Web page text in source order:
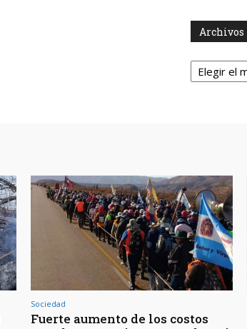
Archivos
Archivos
Sociedad
Fuerte aumento de los costos